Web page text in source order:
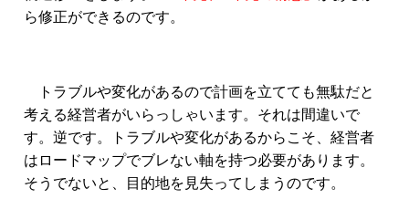
ら修正ができるのです。
トラブルや変化があるので計画を立てても無駄だと
考える経営者がいらっしゃいます。それは間違いで
す。逆です。トラブルや変化があるからこそ、経営者
はロードマップでブレない軸を持つ必要があります。
そうでないと、目的地を見失ってしまうのです。